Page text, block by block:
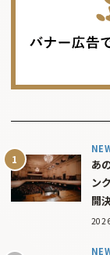
あ
ン
開